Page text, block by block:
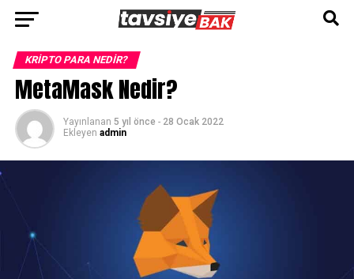
KRIPTO PARA NEDIR?
MetaMask Nedir?
Yayınlanan 5 yıl önce - 28 Ocak 2022
Ekleyen admin
Go to mobile version